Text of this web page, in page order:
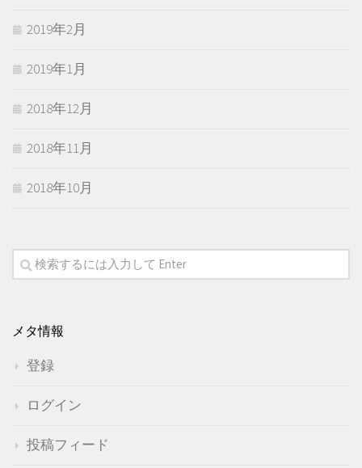
2019年2月
2019年1月
2018年12月
2018年11月
2018年10月
メタ情報
登録
ログイン
投稿フィード